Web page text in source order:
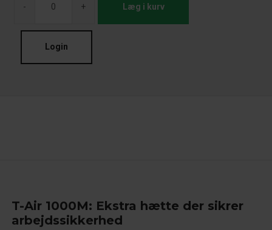
- + Læg i kurv
Login
T-Air 1000M: Ekstra hætte der sikrer
arbejdssikkerhed